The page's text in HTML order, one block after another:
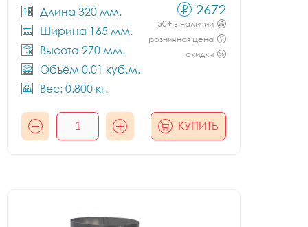
Длина 320 мм.
Ширина 165 мм.
Высота 270 мм.
Объём 0.01 куб.м.
Вес: 0.800 кг.
2672
50+ в наличии
розничная цена
скидки
КУПИТЬ